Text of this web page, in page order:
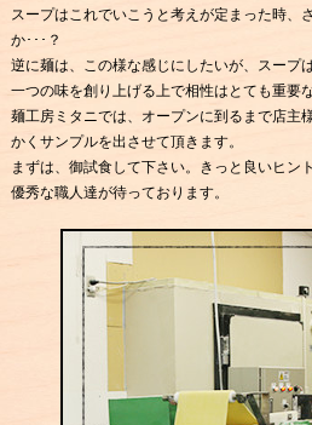
スープはこれでいこうと考えが定まった時、
か･･･？
逆に麺は、この様な感じにしたいが、スープ
一つの味を創り上げる上で相性はとても重要
麺工房ミタニでは、オープンに到るまで店主
かくサンプルを出させて頂きます。
まずは、御試食して下さい。きっと良いヒン
優秀な職人達が待っております。